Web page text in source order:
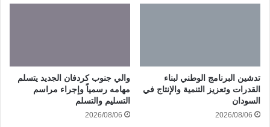
تدشين البرنامج الوطني لبناء
القدرات وتعزيز التنمية والإنتاج في
السودان
2026/08/06
والي جنوب كردفان الجديد يتسلم
مهامه رسمياً وإجراء مراسم
التسليم والتسلم
2026/08/06